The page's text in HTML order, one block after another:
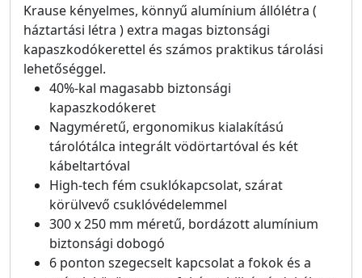
Krause kényelmes, könnyű alumínium állólétra (
háztartási létra ) extra magas biztonsági
kapaszkodókerettel és számos praktikus tárolási
lehetőséggel.
40%-kal magasabb biztonsági
kapaszkodókeret
Nagyméretű, ergonomikus kialakítású
tárolótálca integrált vödörtartóval és két
kábeltartóval
High-tech fém csuklókapcsolat, szárat
körülvevő csuklóvédelemmel
300 x 250 mm méretű, bordázott alumínium
biztonsági dobogó
6 ponton szegecselt kapcsolat a fokok és a